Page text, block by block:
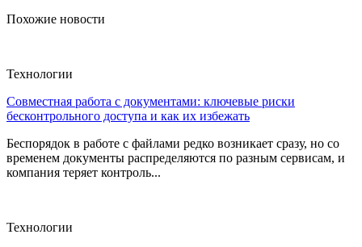
Похожие новости
Технологии
Совместная работа с документами: ключевые риски
бесконтрольного доступа и как их избежать
Беспорядок в работе с файлами редко возникает сразу, но со
временем документы распределяются по разным сервисам, и
компания теряет контроль...
Технологии